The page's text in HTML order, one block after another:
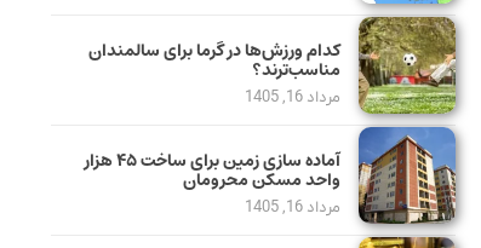
کدام ورزش‌ها در گرما برای سالمندان
مناسب‌ترند؟
مرداد 16, 1405
آماده سازی زمین برای ساخت ۴۵ هزار
واحد مسکن محرومان
مرداد 16, 1405